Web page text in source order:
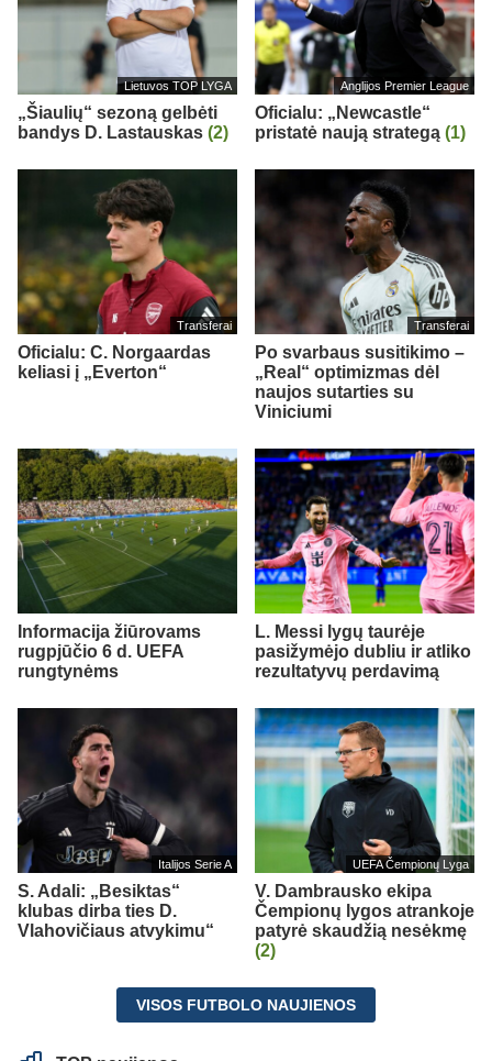
Lietuvos TOP LYGA
„Šiaulių“ sezoną gelbėti
bandys D. Lastauskas (2)
Anglijos Premier League
Oficialu: „Newcastle“
pristatė naują strategą (1)
Transferai
Oficialu: C. Norgaardas
keliasi į „Everton“
Transferai
Po svarbaus susitikimo –
„Real“ optimizmas dėl
naujos sutarties su
Viniciumi
Informacija žiūrovams
rugpjūčio 6 d. UEFA
rungtynėms
L. Messi lygų taurėje
pasižymėjo dubliu ir atliko
rezultatyvų perdavimą
Italijos Serie A
S. Adali: „Besiktas“
klubas dirba ties D.
Vlahovičiaus atvykimu“
UEFA Čempionų Lyga
V. Dambrausko ekipa
Čempionų lygos atrankoje
patyrė skaudžią nesėkmę
(2)
VISOS FUTBOLO NAUJIENOS